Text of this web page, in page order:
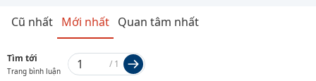
Cũ nhất Mới nhất Quan tâm nhất
Tìm tới
Trang bình luận
/ 1